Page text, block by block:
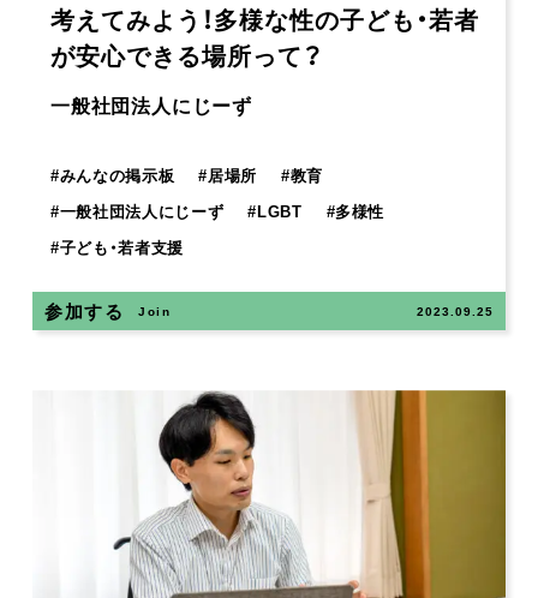
考えてみよう！多様な性の子ども・若者
が安心できる場所って？
一般社団法人にじーず
#みんなの掲示板 #居場所 #教育
#一般社団法人にじーず #LGBT #多様性
#子ども・若者支援
参加する Join 2023.09.25